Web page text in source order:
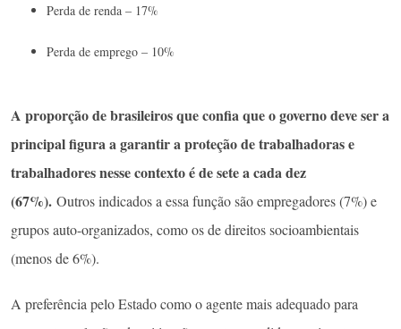
Perda de renda – 17%
Perda de emprego – 10%
A proporção de brasileiros que confia que o governo deve ser a
principal figura a garantir a proteção de trabalhadoras e
trabalhadores nesse contexto é de sete a cada dez
(67%). Outros indicados a essa função são empregadores (7%) e
grupos auto-organizados, como os de direitos socioambientais
(menos de 6%).
A preferência pelo Estado como o agente mais adequado para